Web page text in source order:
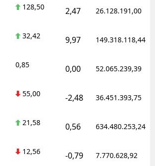
128,50 2,47 26.128.191,00
32,42 9,97 149.318.118,44
0,85 0,00 52.065.239,39
55,00 -2,48 36.451.393,75
21,58 0,56 634.480.253,24
12,56 -0,79 7.770.628,92